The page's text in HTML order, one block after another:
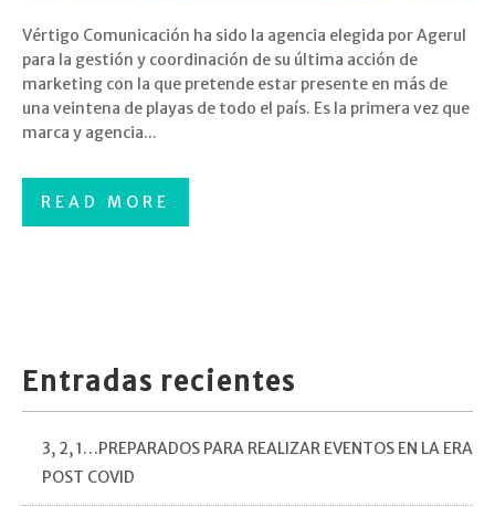
Vértigo Comunicación ha sido la agencia elegida por Agerul
para la gestión y coordinación de su última acción de
marketing con la que pretende estar presente en más de
una veintena de playas de todo el país. Es la primera vez que
marca y agencia...
READ MORE
Entradas recientes
3, 2, 1…PREPARADOS PARA REALIZAR EVENTOS EN LA ERA
POST COVID